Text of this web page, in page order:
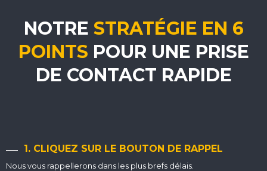
NOTRE STRATÉGIE EN 6
POINTS POUR UNE PRISE
DE CONTACT RAPIDE
1. CLIQUEZ SUR LE BOUTON DE RAPPEL
Nous vous rappellerons dans les plus brefs délais.